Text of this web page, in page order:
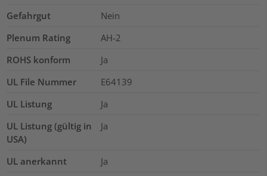
Gefahrgut
Nein
Plenum Rating
AH-2
ROHS konform
Ja
UL File Nummer
E64139
UL Listung
Ja
UL Listung (gültig in
USA)
Ja
UL anerkannt
Ja